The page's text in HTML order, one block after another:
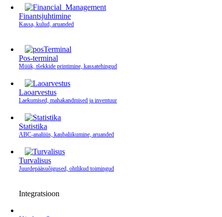
Finantsjuhtimine
Kassa, kulud, aruanded
Pos-terminal
Müük, tšekkide printimine, kassatehingud
Laoarvestus
Laekumised, mahakandmised ja inventuur
Statistika
ABC-analüüs, kaubaliikumine, aruanded
Turvalisus
Juurdepääsuõigused, ohtlikud toimingud
Integratsioon